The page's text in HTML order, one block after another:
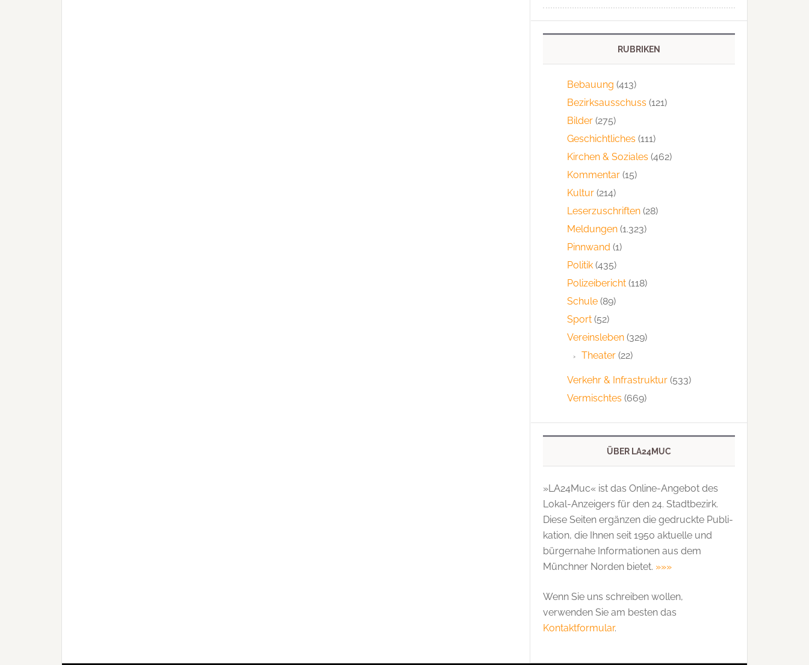
RUBRIKEN
Bebauung (413)
Bezirksausschuss (121)
Bilder (275)
Geschichtliches (111)
Kirchen & Soziales (462)
Kommentar (15)
Kultur (214)
Leserzuschriften (28)
Meldungen (1.323)
Pinnwand (1)
Politik (435)
Polizeibericht (118)
Schule (89)
Sport (52)
Vereinsleben (329)
Theater (22)
Verkehr & Infrastruktur (533)
Vermischtes (669)
ÜBER LA24MUC
»LA24Muc« ist das Online-Angebot des
Lokal-Anzeigers für den 24. Stadtbezirk.
Diese Seiten ergänzen die gedruckte Publi­
kation, die Ihnen seit 1950 aktuelle und
bürgernahe Informationen aus dem
Münchner Norden bietet. »»»
Wenn Sie uns schreiben wollen,
verwenden Sie am besten das
Kontaktformular.